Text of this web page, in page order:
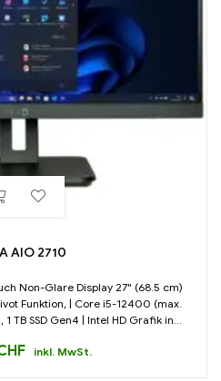
AIO 2710
Non-Glare Display 27" (68.5 cm)
Funktion, | Core i5-12400 (max.
TB SSD Gen4 | Intel HD Grafik in...
inkl. MwSt.